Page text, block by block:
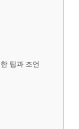
팁과 조언